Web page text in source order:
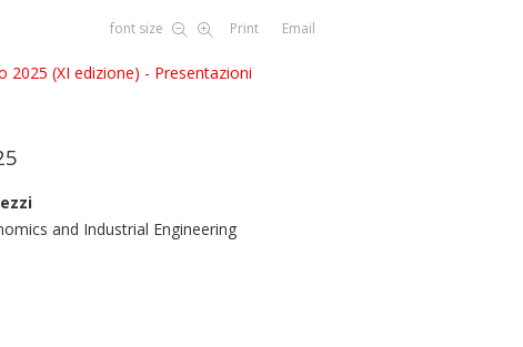
font size Print Email
and Industrial Engineering